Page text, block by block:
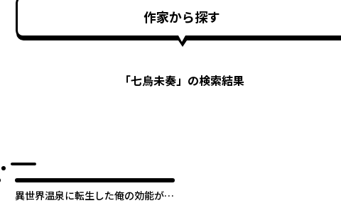
作家から探す
「七烏未奏」の検索結果
異世界温泉に転生した俺の効能がと